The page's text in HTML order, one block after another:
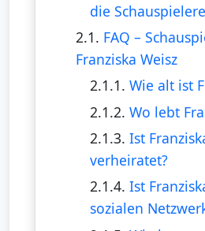
die
2.1. FAQ –
Franziska Weisz
2.1.1. Wie alt ist
2.1.2. Wo lebt
2.1.3. Ist
verheiratet?
2.1.4. Ist
sozialen